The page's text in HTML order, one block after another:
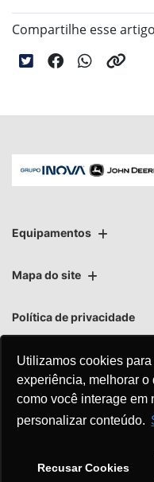
Utilizamos cookies
experiência, melhorar
como você interage em
personalizar conteúdo.
Recusar Cookies
Compartilhe esse
Equipamentos
Mapa do site
Política de privacidade
No trânsito,
Para otimizar sua experiência
política de cookies e para
.